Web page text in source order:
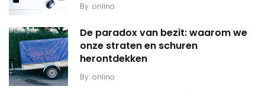
By onlino
De paradox van bezit: waarom we
onze straten en schuren
herontdekken
By onlino